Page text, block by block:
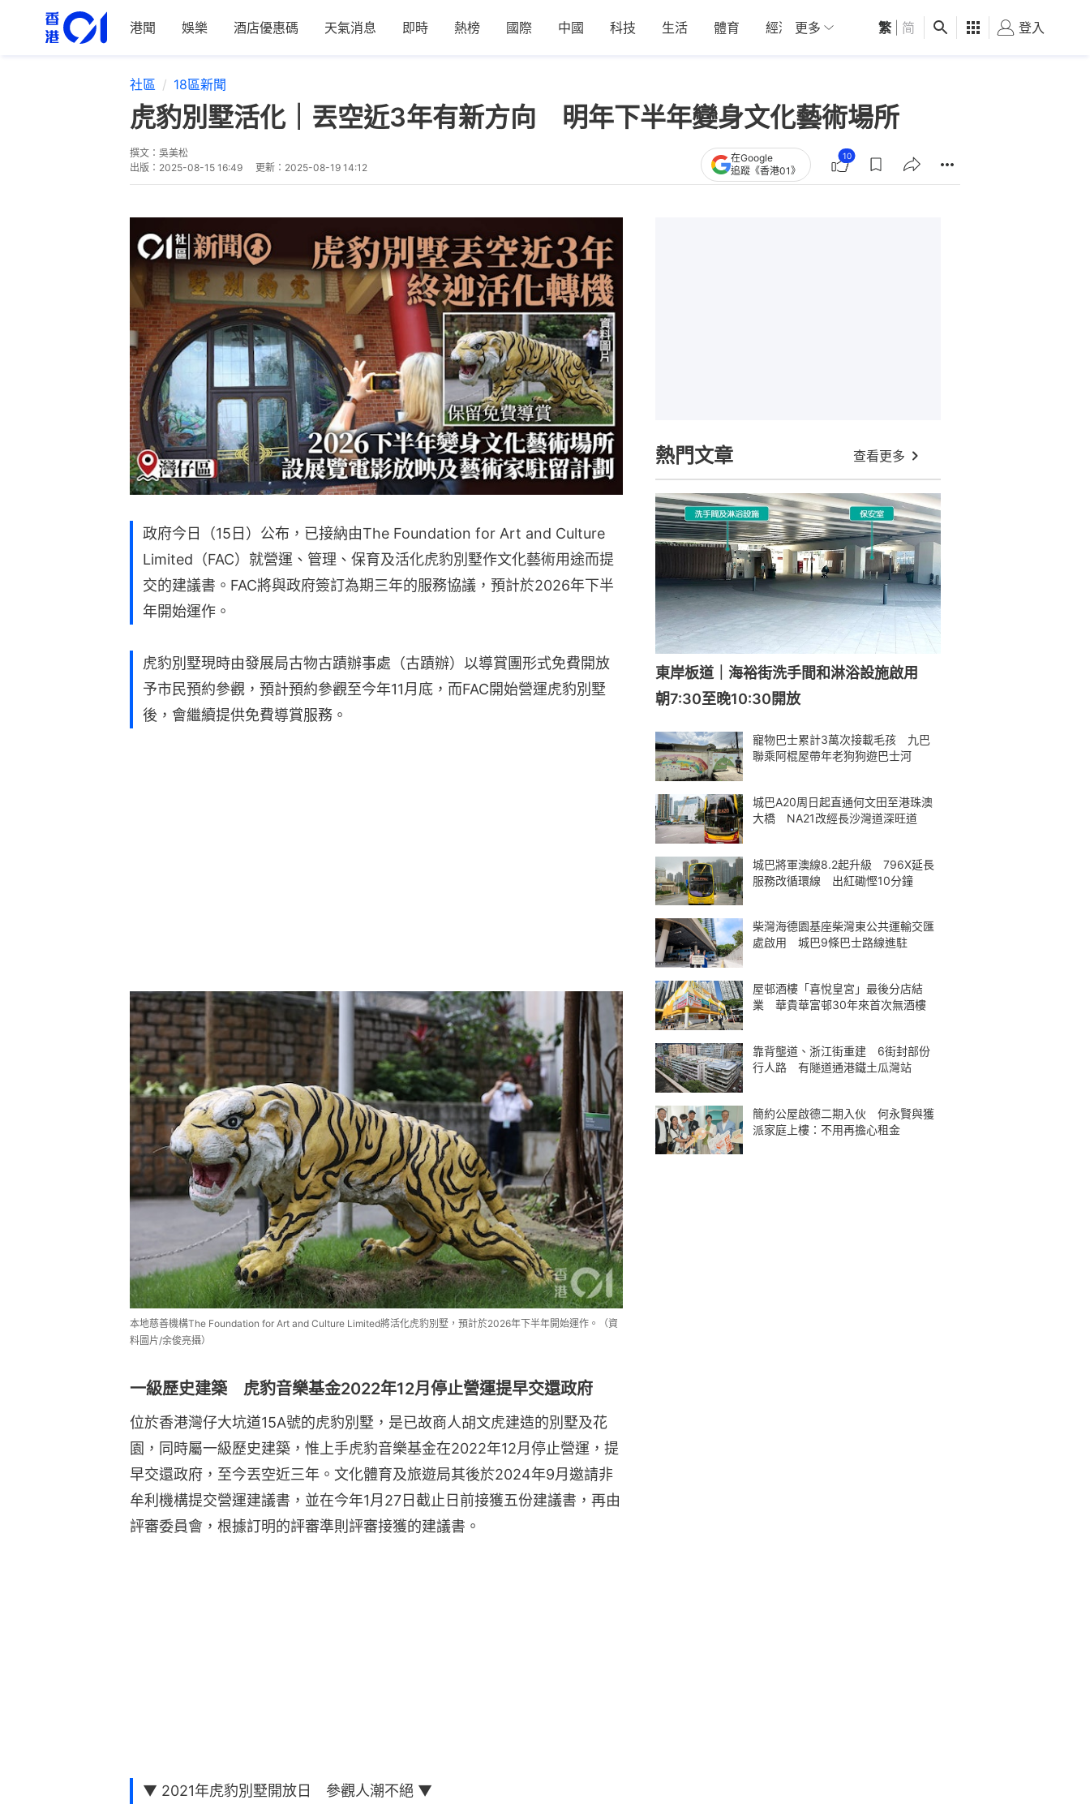
港聞 娛樂 酒店優惠碼 天氣消息 即時 熱榜 國際 中國 科技 生活 體育 經濟 01深圳 觀點 健康 好食玩飛
更多 繁 简 登入
社區 18區新聞
虎豹別墅活化｜丟空近3年有新方向 明年下半年變身文化藝術場所
撰文： 吳美松
出版： 2025-08-15 16:49 更新： 2025-08-19 14:12
在Google
追蹤《香港01》
10
政府今日（15日）公布，已接納由The Foundation for Art and Culture
Limited（FAC）就營運、管理、保育及活化虎豹別墅作文化藝術用途而提
交的建議書。FAC將與政府簽訂為期三年的服務協議，預計於2026年下半
年開始運作。
虎豹別墅現時由發展局古物古蹟辦事處（古蹟辦）以導賞團形式免費開放
予市民預約參觀，預計預約參觀至今年11月底，而FAC開始營運虎豹別墅
後，會繼續提供免費導賞服務。
本地慈善機構The Foundation for Art and Culture Limited將活化虎豹別墅，預計於2026年下半年開始運作。（資
料圖片/余俊亮攝）
一級歷史建築 虎豹音樂基金2022年12月停止營運提早交還政府
位於香港灣仔大坑道15A號的虎豹別墅，是已故商人胡文虎建造的別墅及花
園，同時屬一級歷史建築，惟上手虎豹音樂基金在2022年12月停止營運，提
早交還政府，至今丟空近三年。文化體育及旅遊局其後於2024年9月邀請非
牟利機構提交營運建議書，並在今年1月27日截止日前接獲五份建議書，再由
評審委員會，根據訂明的評審準則評審接獲的建議書。
▼ 2021年虎豹別墅開放日 參觀人潮不絕 ▼
熱門文章 查看更多
東岸板道｜海裕街洗手間和淋浴設施啟用
朝7:30至晚10:30開放
寵物巴士累計3萬次接載毛孩 九巴
聯乘阿棍屋帶年老狗狗遊巴士河
城巴A20周日起直通何文田至港珠澳
大橋 NA21改經長沙灣道深旺道
城巴將軍澳線8.2起升級 796X延長
服務改循環線 出紅磡慳10分鐘
柴灣海德園基座柴灣東公共運輸交匯
處啟用 城巴9條巴士路線進駐
屋邨酒樓「喜悅皇宮」最後分店結
業 華貴華富邨30年來首次無酒樓
靠背壟道、浙江街重建 6街封部份
行人路 有隧道通港鐵土瓜灣站
簡約公屋啟德二期入伙 何永賢與獲
派家庭上樓：不用再擔心租金